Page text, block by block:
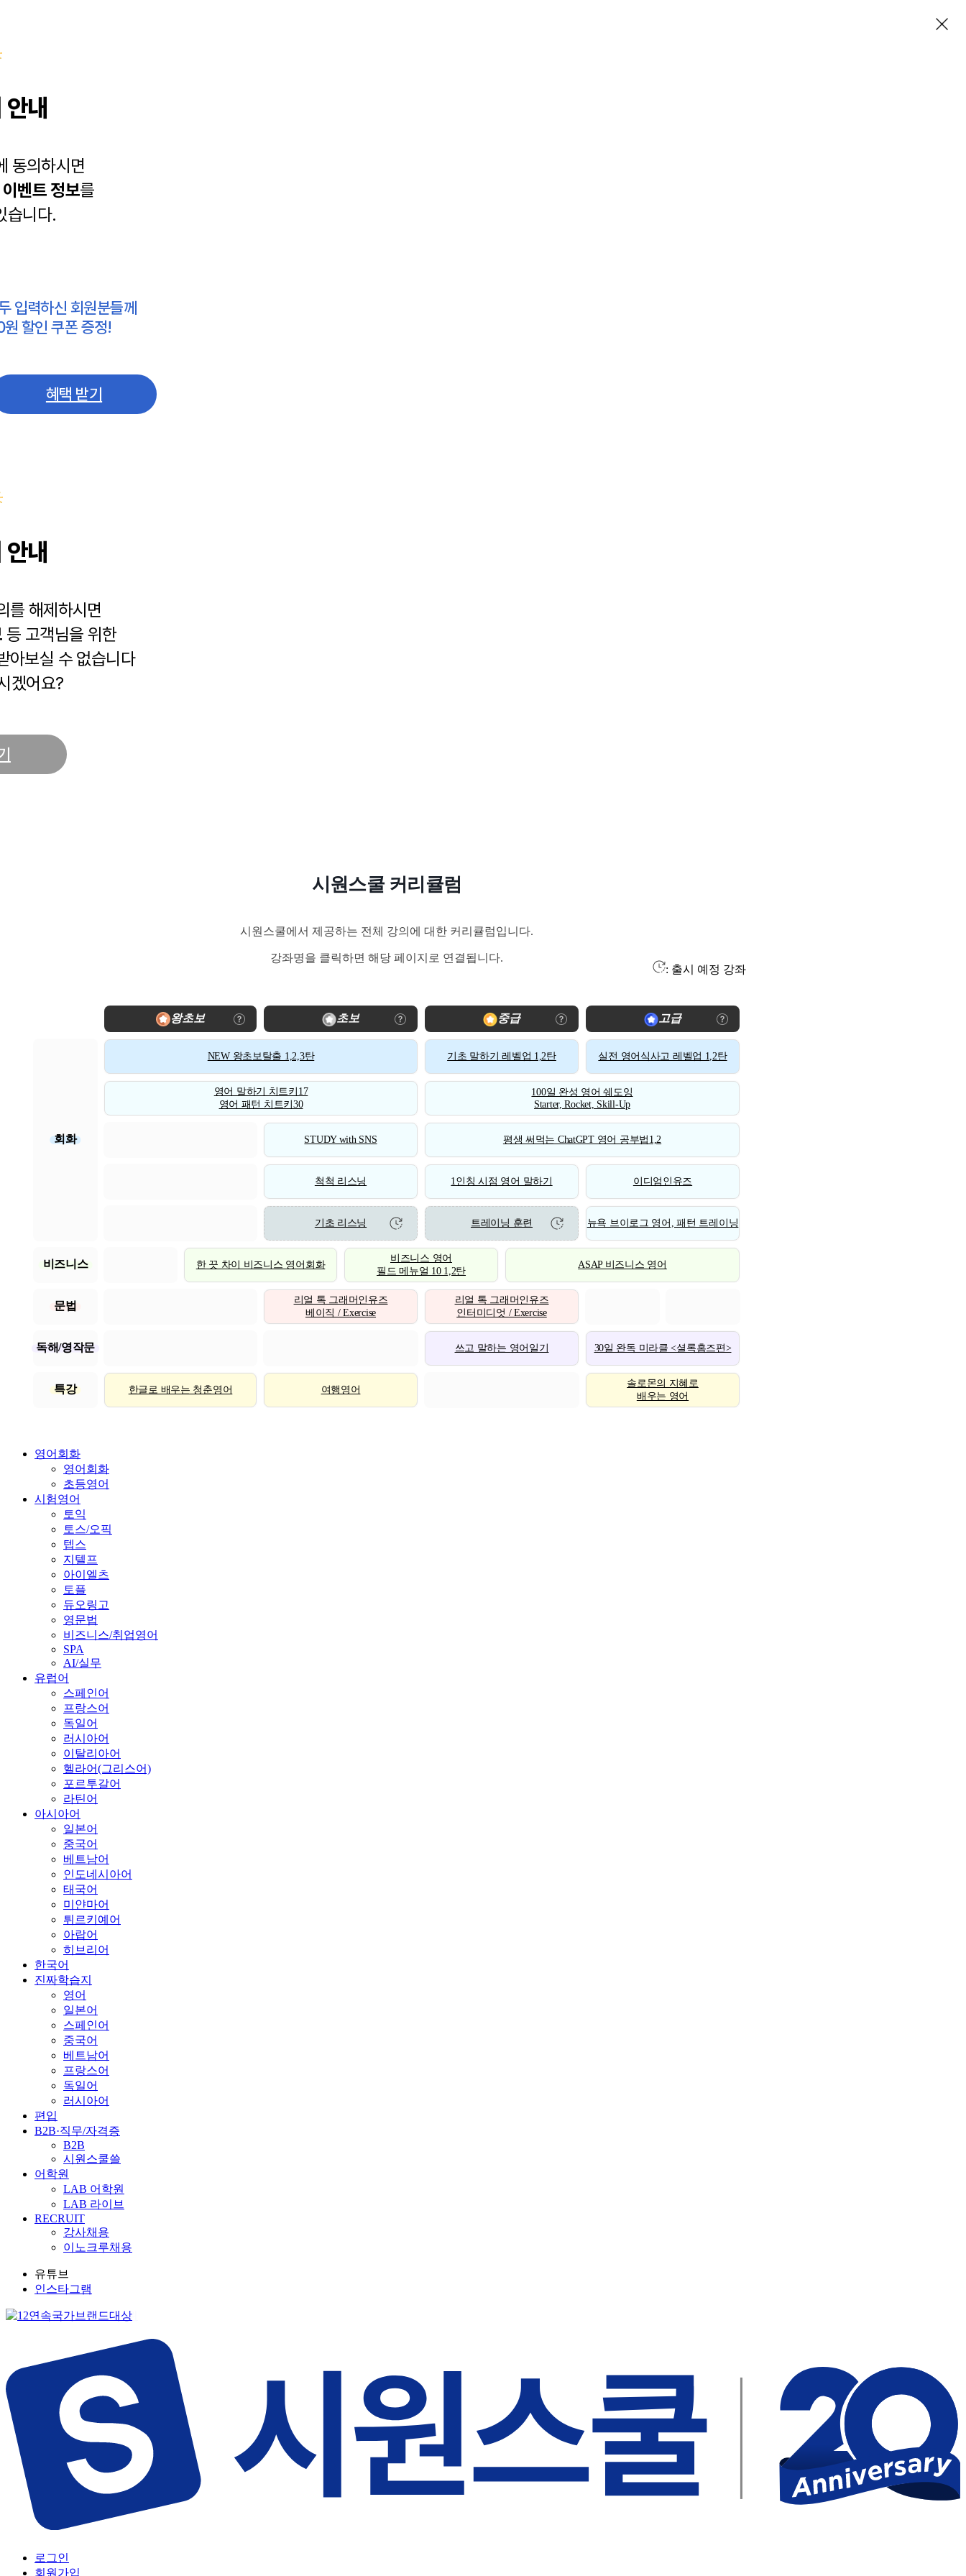
내
동의하시면
이벤트 정보를
습니다.
입력하신 회원분들께
할인 쿠폰 증정!
혜택 받기
내
를 해제하시면
등 고객님을 위한
아보실 수 없습니다
겠어요?
시원스쿨 커리큘럼
시원스쿨에서 제공하는 전체 강의에 대한 커리큘럼입니다.
강좌명을 클릭하면 해당 페이지로 연결됩니다.
: 출시 예정 강좌
왕초보 초보 중급 고급
회화
NEW 왕초보탈출 1,2,3탄 기초 말하기 레벨업 1,2탄 실전 영어식사고 레벨업 1,2탄
영어 말하기 치트키17
영어 패턴 치트키30
100일 완성 영어 쉐도잉
Starter, Rocket, Skill-Up
STUDY with SNS 평생 써먹는 ChatGPT 영어 공부법1,2
척척 리스닝 1인칭 시점 영어 말하기 이디엄인유즈
기초 리스닝 트레이닝 훈련 뉴욕 브이로그 영어, 패턴 트레이닝
비즈니스 한 끗 차이 비즈니스 영어회화
비즈니스 영어
필드 메뉴얼 10 1,2탄
ASAP 비즈니스 영어
문법
리얼 톡 그래머인유즈
베이직 / Exercise
리얼 톡 그래머인유즈
인터미디엇 / Exercise
독해/영작문 쓰고 말하는 영어일기 30일 완독 미라클 <셜록홈즈편>
특강 한글로 배우는 청춘영어 여행영어
솔로몬의 지혜로
배우는 영어
영어회화
영어회화
초등영어
시험영어
토익
토스/오픽
텝스
지텔프
아이엘츠
토플
듀오링고
영문법
비즈니스/취업영어
SPA
AI/실무
유럽어
스페인어
프랑스어
독일어
러시아어
이탈리아어
헬라어(그리스어)
포르투갈어
라틴어
아시아어
일본어
중국어
베트남어
인도네시아어
태국어
미얀마어
튀르키예어
아랍어
히브리어
한국어
진짜학습지
영어
일본어
스페인어
중국어
베트남어
프랑스어
독일어
러시아어
편입
B2B·직무/자격증
B2B
시원스쿨쓸
어학원
LAB 어학원
LAB 라이브
RECRUIT
강사채용
이노크루채용
유튜브
인스타그램
로그인
회원가입